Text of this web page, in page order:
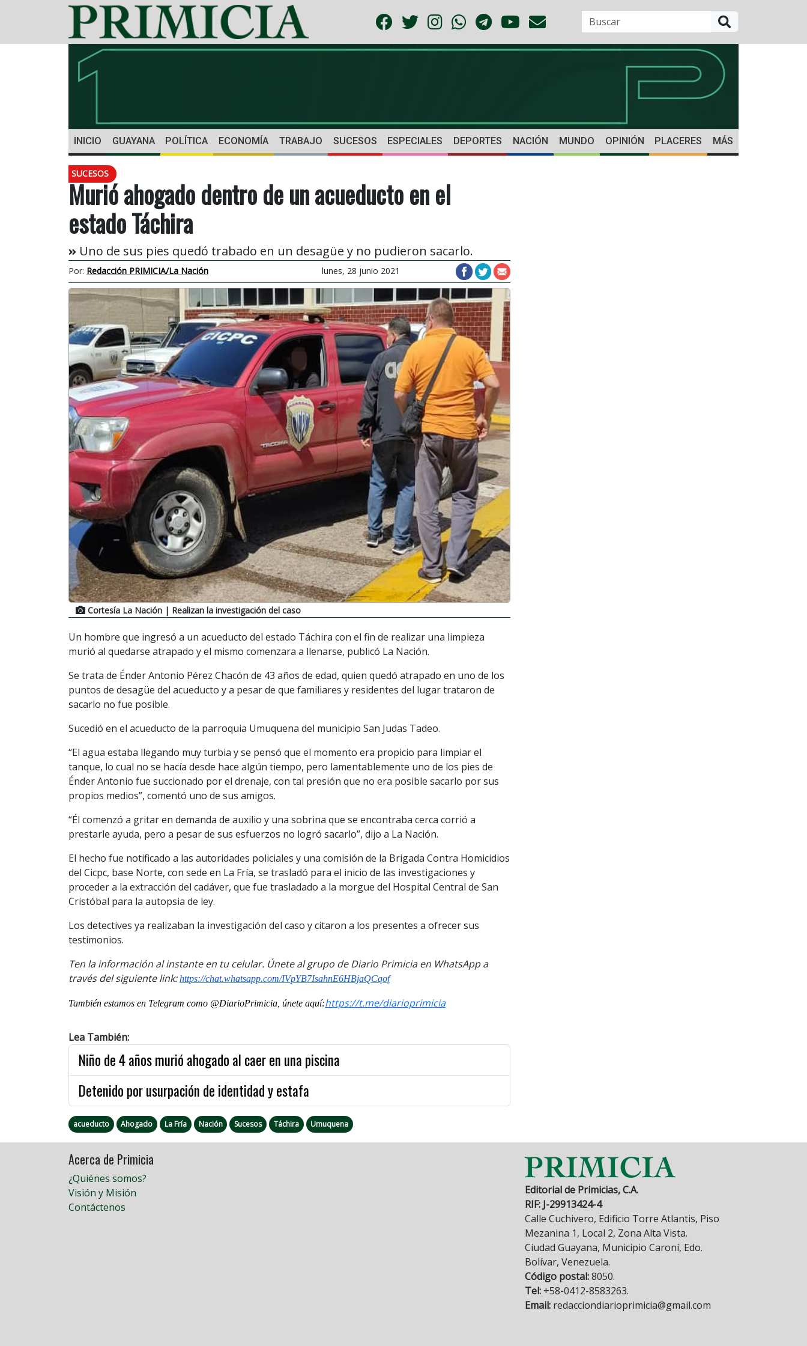
INICIO GUAYANA POLÍTICA ECONOMÍA TRABAJO SUCESOS ESPECIALES DEPORTES NACIÓN MUNDO OPINIÓN PLACERES MÁS
SUCESOS
Murió ahogado dentro de un acueducto en el
estado Táchira
Uno de sus pies quedó trabado en un desagüe y no pudieron sacarlo.
Por: Redacción PRIMICIA/La Nación lunes, 28 junio 2021
Cortesía La Nación | Realizan la investigación del caso
Un hombre que ingresó a un acueducto del estado Táchira con el fin de realizar una limpieza
murió al quedarse atrapado y el mismo comenzara a llenarse, publicó La Nación.
Se trata de Énder Antonio Pérez Chacón de 43 años de edad, quien quedó atrapado en uno de los
puntos de desagüe del acueducto y a pesar de que familiares y residentes del lugar trataron de
sacarlo no fue posible.
Sucedió en el acueducto de la parroquia Umuquena del municipio San Judas Tadeo.
“El agua estaba llegando muy turbia y se pensó que el momento era propicio para limpiar el
tanque, lo cual no se hacía desde hace algún tiempo, pero lamentablemente uno de los pies de
Énder Antonio fue succionado por el drenaje, con tal presión que no era posible sacarlo por sus
propios medios”, comentó uno de sus amigos.
“Él comenzó a gritar en demanda de auxilio y una sobrina que se encontraba cerca corrió a
prestarle ayuda, pero a pesar de sus esfuerzos no logró sacarlo”, dijo a La Nación.
El hecho fue notificado a las autoridades policiales y una comisión de la Brigada Contra Homicidios
del Cicpc, base Norte, con sede en La Fría, se trasladó para el inicio de las investigaciones y
proceder a la extracción del cadáver, que fue trasladado a la morgue del Hospital Central de San
Cristóbal para la autopsia de ley.
Los detectives ya realizaban la investigación del caso y citaron a los presentes a ofrecer sus
testimonios.
Ten la información al instante en tu celular. Únete al grupo de Diario Primicia en WhatsApp a
través del siguiente link: https://chat.whatsapp.com/IVpYB7IsahnE6HBjaQCqof
También estamos en Telegram como @DiarioPrimicia, únete aquí:https://t.me/diarioprimicia
Lea También:
Niño de 4 años murió ahogado al caer en una piscina
Detenido por usurpación de identidad y estafa
acueducto Ahogado La Fría Nación Sucesos Táchira Umuquena
Acerca de Primicia
¿Quiénes somos?
Visión y Misión
Contáctenos
Editorial de Primicias, C.A.
RIF: J-29913424-4
Calle Cuchivero, Edificio Torre Atlantis, Piso
Mezanina 1, Local 2, Zona Alta Vista.
Ciudad Guayana, Municipio Caroní, Edo.
Bolívar, Venezuela.
Código postal:8050.
Tel: +58-0412-8583263.
Email: redacciondiarioprimicia@gmail.com